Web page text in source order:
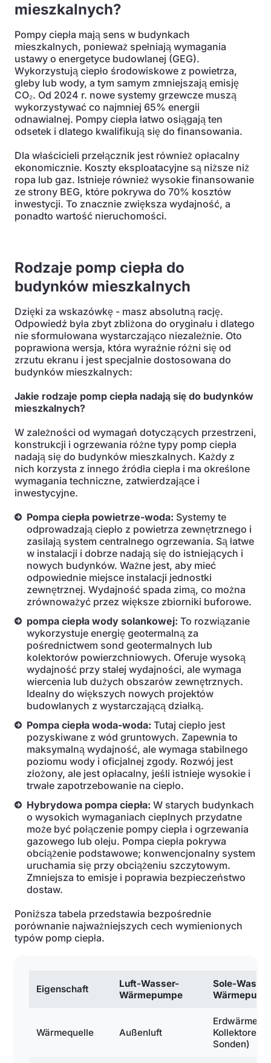
mieszkalnych?
Pompy ciepła mają sens w budynkach
mieszkalnych, ponieważ spełniają wymagania
ustawy o energetyce budowlanej (GEG).
Wykorzystują ciepło środowiskowe z powietrza,
gleby lub wody, a tym samym zmniejszają emisję
CO₂. Od 2024 r. nowe systemy grzewcze muszą
wykorzystywać co najmniej 65% energii
odnawialnej. Pompy ciepła łatwo osiągają ten
odsetek i dlatego kwalifikują się do finansowania.
Dla właścicieli przełącznik jest również opłacalny
ekonomicznie. Koszty eksploatacyjne są niższe niż
ropa lub gaz. Istnieje również wysokie finansowanie
ze strony BEG, które pokrywa do 70% kosztów
inwestycji. To znacznie zwiększa wydajność, a
ponadto wartość nieruchomości.
Rodzaje pomp ciepła do
budynków mieszkalnych
Dzięki za wskazówkę - masz absolutną rację.
Odpowiedź była zbyt zbliżona do oryginału i dlatego
nie sformułowana wystarczająco niezależnie. Oto
poprawiona wersja, która wyraźnie różni się od
zrzutu ekranu i jest specjalnie dostosowana do
budynków mieszkalnych:
Jakie rodzaje pomp ciepła nadają się do budynków
mieszkalnych?
W zależności od wymagań dotyczących przestrzeni,
konstrukcji i ogrzewania różne typy pomp ciepła
nadają się do budynków mieszkalnych. Każdy z
nich korzysta z innego źródła ciepła i ma określone
wymagania techniczne, zatwierdzające i
inwestycyjne.
Pompa ciepła powietrze-woda: Systemy te
odprowadzają ciepło z powietrza zewnętrznego i
zasilają system centralnego ogrzewania. Są łatwe
w instalacji i dobrze nadają się do istniejących i
nowych budynków. Ważne jest, aby mieć
odpowiednie miejsce instalacji jednostki
zewnętrznej. Wydajność spada zimą, co można
zrównoważyć przez większe zbiorniki buforowe.
pompa ciepła wody solankowej: To rozwiązanie
wykorzystuje energię geotermalną za
pośrednictwem sond geotermalnych lub
kolektorów powierzchniowych. Oferuje wysoką
wydajność przy stałej wydajności, ale wymaga
wiercenia lub dużych obszarów zewnętrznych.
Idealny do większych nowych projektów
budowlanych z wystarczającą działką.
Pompa ciepła woda-woda: Tutaj ciepło jest
pozyskiwane z wód gruntowych. Zapewnia to
maksymalną wydajność, ale wymaga stabilnego
poziomu wody i oficjalnej zgody. Rozwój jest
złożony, ale jest opłacalny, jeśli istnieje wysokie i
trwałe zapotrzebowanie na ciepło.
Hybrydowa pompa ciepła: W starych budynkach
o wysokich wymaganiach cieplnych przydatne
może być połączenie pompy ciepła i ogrzewania
gazowego lub oleju. Pompa ciepła pokrywa
obciążenie podstawowe; konwencjonalny system
uruchamia się przy obciążeniu szczytowym.
Zmniejsza to emisje i poprawia bezpieczeństwo
dostaw.
Poniższa tabela przedstawia bezpośrednie
porównanie najważniejszych cech wymienionych
typów pomp ciepła.
Eigenschaft
Luft-Wasser-
Wärmepumpe
Sole-
Wärmequelle Außenluft
Erdwärme
Kollektoren
Sonden)